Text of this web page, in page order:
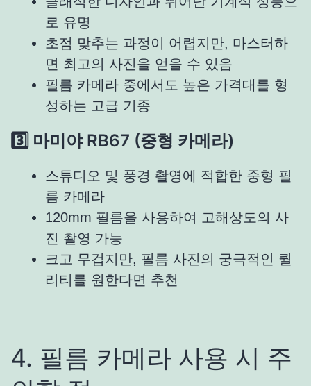
로 유명
초점 맞추는 과정이 어렵지만, 마스터하
면 최고의 사진을 얻을 수 있음
필름 카메라 중에서도 높은 가격대를 형
성하는 고급 기종
3️⃣ 마미야 RB67 (중형 카메라)
스튜디오 및 풍경 촬영에 적합한 중형 필
름 카메라
120mm 필름을 사용하여 고해상도의 사
진 촬영 가능
크고 무겁지만, 필름 사진의 궁극적인 퀄
리티를 원한다면 추천
4. 필름 카메라 사용 시 주